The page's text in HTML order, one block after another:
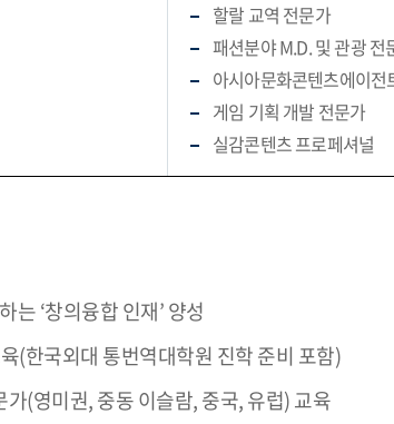
할랄 교역 전문가
패션분야 M.D. 및 관광 전
아시아문화콘텐츠에이전
게임 기획 개발 전문가
실감콘텐츠 프로페셔널
는 ‘창의융합 인재’ 양성
(한국외대 통번역대학원 진학 준비 포함)
(영미권, 중동 이슬람, 중국, 유럽) 교육